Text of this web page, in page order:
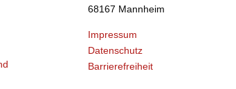
68167 Mannheim
Impressum
Datenschutz
Barrierefreiheit